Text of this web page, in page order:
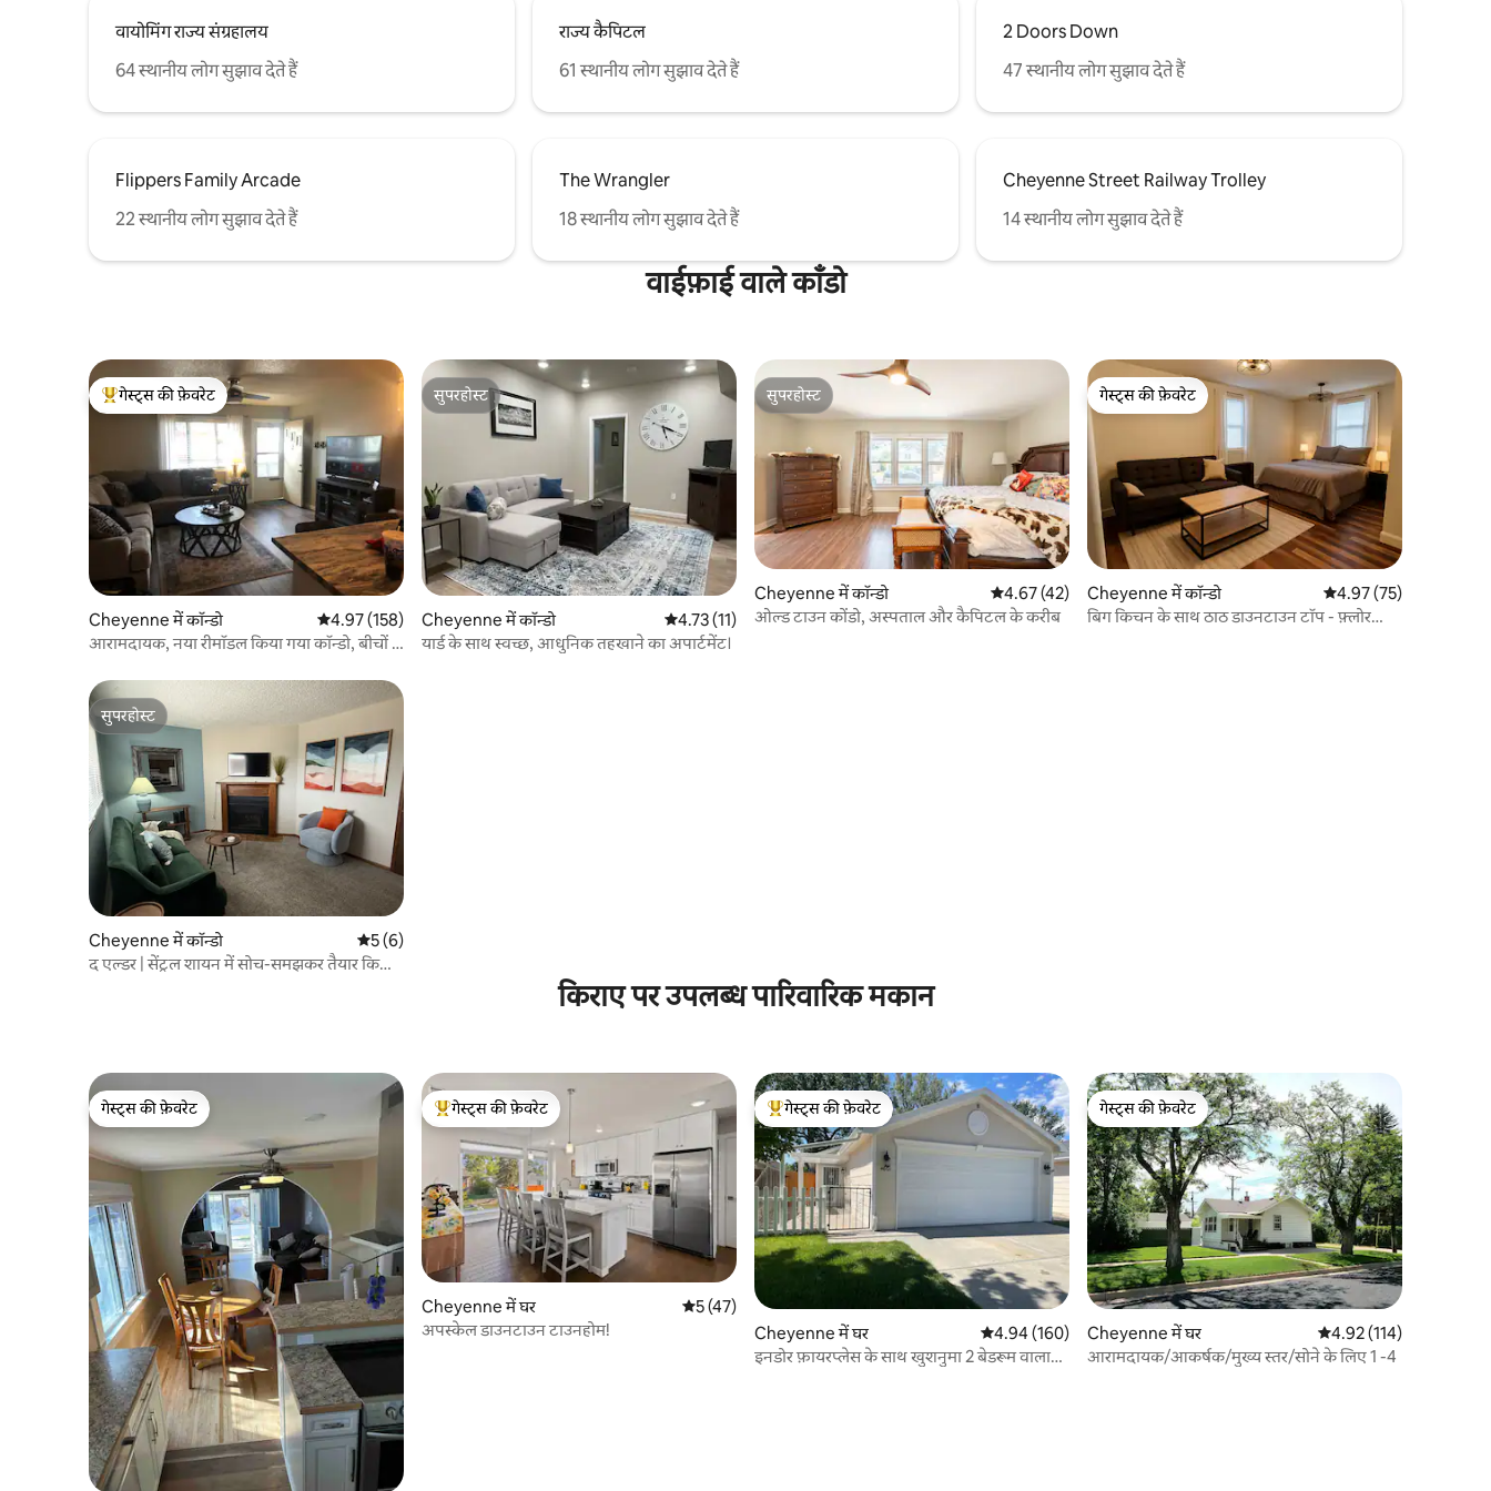
वायोमिंग राज्य संग्रहालय
64 स्थानीय लोग सुझाव देते हैं
राज्य कैपिटल
61 स्थानीय लोग सुझाव देते हैं
2 Doors Down
47 स्थानीय लोग सुझाव देते हैं
Flippers Family Arcade
22 स्थानीय लोग सुझाव देते हैं
The Wrangler
18 स्थानीय लोग सुझाव देते हैं
Cheyenne Street Railway Trolley
14 स्थानीय लोग सुझाव देते हैं
वाईफ़ाई वाले काँडो
गेस्ट्स का टॉप फ़ेवरेट
गेस्ट्स की फ़ेवरेट
Cheyenne में कॉन्डो औसत रेटिंग 5 में से 4.97, 158 समीक्षाएँ
4.97 (158)
आरामदायक, नया रीमॉडल किया गया कॉन्डो, बीचों -
सुपरहोस्ट
सुपरहोस्ट
Cheyenne में कॉन्डो औसत रेटिंग 5 में से 4.73, 11 समीक्षाएँ
4.73 (11)
यार्ड के साथ स्वच्छ, आधुनिक तहखाने का अपार्टमेंट।
सुपरहोस्ट
सुपरहोस्ट
Cheyenne में कॉन्डो औसत रेटिंग 5 में से 4.67, 42 समीक्षाएँ
4.67 (42)
ओल्ड टाउन कोंडो, अस्पताल और कैपिटल के करीब
गेस्ट्स की फ़ेवरेट
गेस्ट्स की फ़ेवरेट
Cheyenne में कॉन्डो औसत रेटिंग 5 में से 4.97,
4.97 (75)
बिग किचन के साथ ठाठ डाउनटाउन टॉप - फ़्लोर
सुपरहोस्ट
सुपरहोस्ट
Cheyenne में कॉन्डो औसत रेटिंग 5 में से 5, 6 समीक्षाएँ
5 (6)
द एल्डर | सेंट्रल शायन में सोच-समझकर तैयार किया
किराए पर उपलब्ध पारिवारिक मकान
गेस्ट्स की फ़ेवरेट
गेस्ट्स की फ़ेवरेट
गेस्ट्स का टॉप फ़ेवरेट
गेस्ट्स की फ़ेवरेट
Cheyenne में घर औसत रेटिंग 5 में से 5, 47 समीक्षाएँ
5 (47)
अपस्केल डाउनटाउन टाउनहोम!
गेस्ट्स का टॉप फ़ेवरेट
गेस्ट्स की फ़ेवरेट
Cheyenne में घर औसत रेटिंग 5 में से 4.94, 160 समीक्षाएँ
4.94 (160)
इनडोर फ़ायरप्लेस के साथ खुशनुमा 2 बेडरूम वाला
गेस्ट्स की फ़ेवरेट
गेस्ट्स की फ़ेवरेट
Cheyenne में घर औसत रेटिंग 5 में से 4.92,
4.92 (114)
आरामदायक/आकर्षक/मुख्य स्तर/सोने के लिए 1 -4